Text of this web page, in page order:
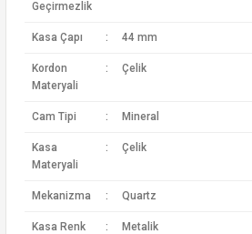
Geçirmezlik
Kasa Çapı : 44 mm
Kordon
Materyali
: Çelik
Cam Tipi : Mineral
Kasa
Materyali
: Çelik
Mekanizma : Quartz
Kasa Renk : Metalik